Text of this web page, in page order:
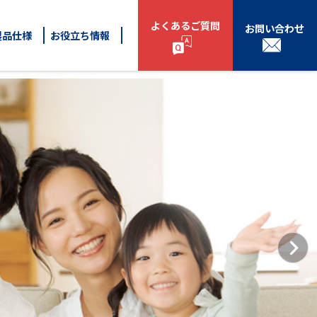
仕様 お役立ち情報
よくあるご質問 お問い合わせ